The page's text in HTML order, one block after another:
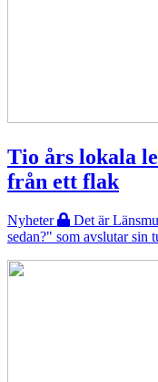
Tio års lokala
från ett flak
Nyheter
Det är
sedan?" som avslutar sin